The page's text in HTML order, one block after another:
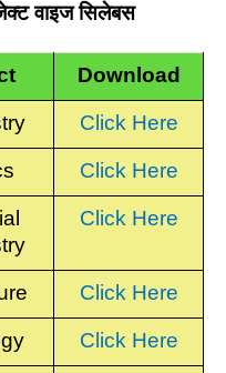
वाइज सिलेबस
Download
Click Here
Click Here
Click Here
Click Here
Click Here